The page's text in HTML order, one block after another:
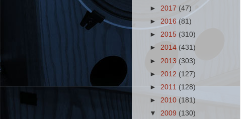
► 2017 (47)
► 2016 (81)
► 2015 (310)
► 2014 (431)
► 2013 (303)
► 2012 (127)
► 2011 (128)
► 2010 (181)
▼ 2009 (130)